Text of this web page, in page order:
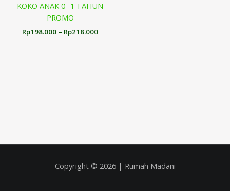
KOKO ANAK 0 -1 TAHUN
PROMO
Rp198.000 – Rp218.000
Copyright © 2026 | Rumah Madani